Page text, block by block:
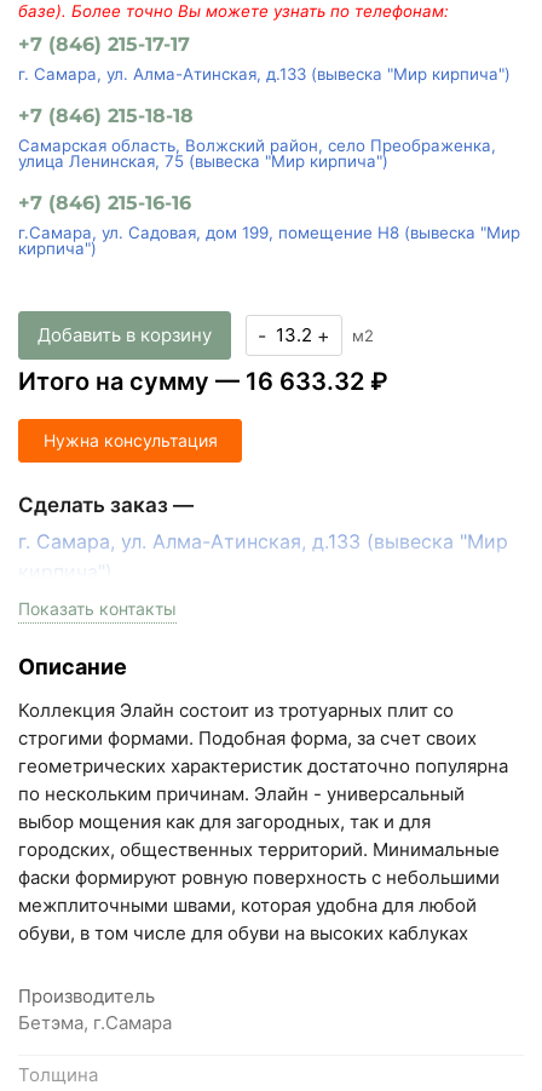
базе). Более точно Вы можете узнать по телефонам:
+7 (846) 215-17-17
г. Самара, ул. Алма-Атинская, д.133 (вывеска "Мир кирпича")
+7 (846) 215-18-18
Самарская область, Волжский район, село Преображенка,
улица Ленинская, 75 (вывеска "Мир кирпича")
+7 (846) 215-16-16
г.Самара, ул. Садовая, дом 199, помещение Н8 (вывеска "Мир
кирпича")
Добавить в корзину - + м2
Итого на сумму — 16 633.32 ₽
Нужна консультация
Сделать заказ —
г. Самара, ул. Алма-Атинская, д.133 (вывеска "Мир
кирпича")
пн-пт с 9:00 до 18:00, сб с 10:00 до 16:00
+7 (993) 993-77-33
Написать в МАКС
Написать в Telegram
Написать на почту
Самарская область, Волжский район, село
Преображенка, улица Ленинская, 75 (вывеска "Мир
пн-пт с 9:00 до 18:00, сб с 10:00 до 16:00
+7 (846) 215-18-18
+7 (993) 993-77-44
Показать контакты
Описание
Коллекция Элайн состоит из тротуарных плит со
строгими формами. Подобная форма, за счет своих
геометрических характеристик достаточно популярна
по нескольким причинам. Элайн - универсальный
выбор мощения как для загородных, так и для
городских, общественных территорий. Минимальные
фаски формируют ровную поверхность с небольшими
межплиточными швами, которая удобна для любой
обуви, в том числе для обуви на высоких каблуках
Производитель
Бетэма, г.Самара
Толщина